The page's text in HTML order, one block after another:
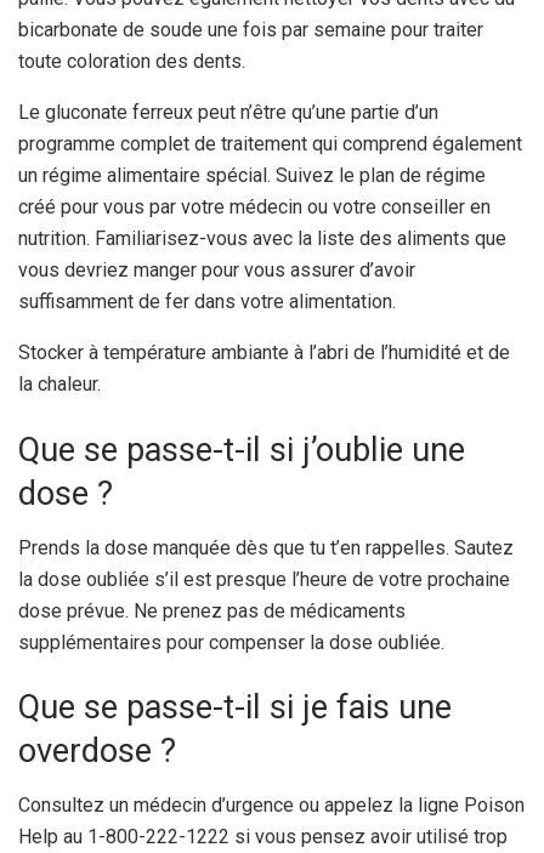
bicarbonate de soude une fois par semaine pour traiter
toute coloration des dents.
Le gluconate ferreux peut n’être qu’une partie d’un
programme complet de traitement qui comprend également
un régime alimentaire spécial. Suivez le plan de régime
créé pour vous par votre médecin ou votre conseiller en
nutrition. Familiarisez-vous avec la liste des aliments que
vous devriez manger pour vous assurer d’avoir
suffisamment de fer dans votre alimentation.
Stocker à température ambiante à l’abri de l’humidité et de
la chaleur.
Que se passe-t-il si j’oublie une
dose ?
Prends la dose manquée dès que tu t’en rappelles. Sautez
la dose oubliée s’il est presque l’heure de votre prochaine
dose prévue. Ne prenez pas de médicaments
supplémentaires pour compenser la dose oubliée.
Que se passe-t-il si je fais une
overdose ?
Consultez un médecin d’urgence ou appelez la ligne Poison
Help au 1-800-222-1222 si vous pensez avoir utilisé trop